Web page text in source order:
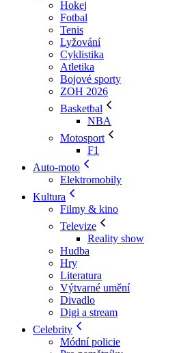
Hokej
Fotbal
Tenis
Lyžování
Cyklistika
Atletika
Bojové sporty
ZOH 2026
Basketbal
NBA
Motosport
F1
Auto-moto
Elektromobily
Kultura
Filmy & kino
Televize
Reality show
Hudba
Hry
Literatura
Výtvarné umění
Divadlo
Digi a stream
Celebrity
Módní policie